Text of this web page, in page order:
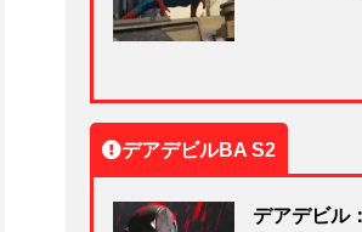
デアデビルBA S2
デアデビル